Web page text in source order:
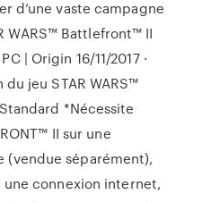
d’une vaste campagne
WARS™ Battlefront™ II
| Origin 16/11/2017 ·
jeu STAR WARS™
*Nécessite
II sur une
séparément),
une connexion internet,